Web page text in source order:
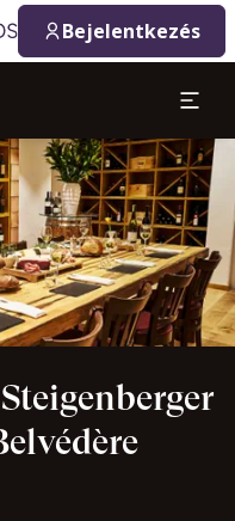
Bejelentkezés